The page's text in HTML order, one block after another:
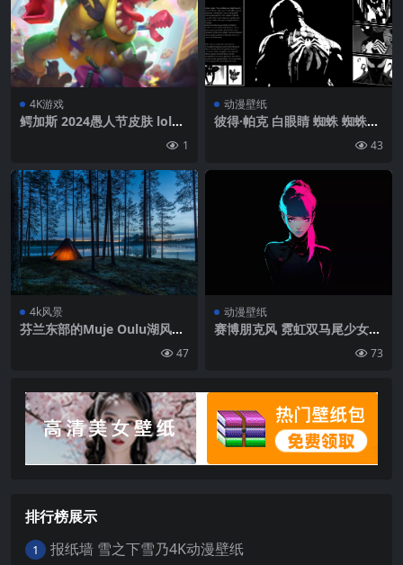
4K游戏
鳄加斯 2024愚人节皮肤 lol原
1
动漫壁纸
彼得·帕克 白眼睛 蜘蛛 蜘蛛侠
液 蜘蛛网 漫威英雄 简单背景
连体衣 超级英雄|3840×2160
43
4k风景
芬兰东部的Muje Oulu湖风景
47
动漫壁纸
赛博朋克风 霓虹双马尾少女酷
73
排行榜展示
1 报纸墙 雪之下雪乃4K动漫壁纸